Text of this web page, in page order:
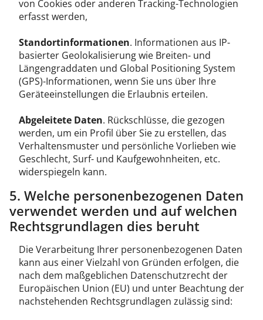
von Cookies oder anderen Tracking-Technologien
erfasst werden,
Standortinformationen. Informationen aus IP-
basierter Geolokalisierung wie Breiten- und
Längengraddaten und Global Positioning System
(GPS)-Informationen, wenn Sie uns über Ihre
Geräteeinstellungen die Erlaubnis erteilen.
Abgeleitete Daten. Rückschlüsse, die gezogen
werden, um ein Profil über Sie zu erstellen, das
Verhaltensmuster und persönliche Vorlieben wie
Geschlecht, Surf- und Kaufgewohnheiten, etc.
widerspiegeln kann.
5. Welche personenbezogenen Daten
verwendet werden und auf welchen
Rechtsgrundlagen dies beruht
Die Verarbeitung Ihrer personenbezogenen Daten
kann aus einer Vielzahl von Gründen erfolgen, die
nach dem maßgeblichen Datenschutzrecht der
Europäischen Union (EU) und unter Beachtung der
nachstehenden Rechtsgrundlagen zulässig sind: